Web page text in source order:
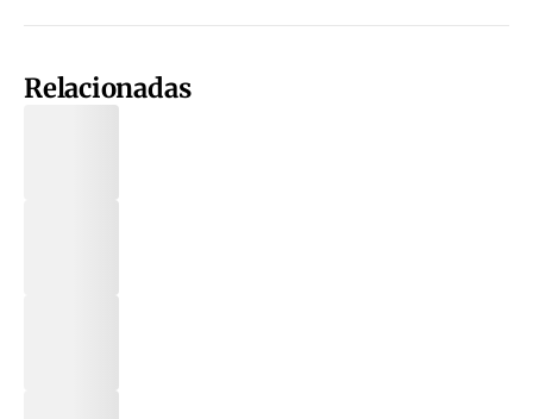
Relacionadas